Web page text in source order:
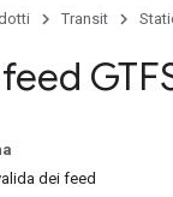
Transit
feed
dei feed